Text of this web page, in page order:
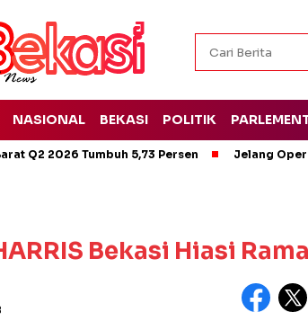
NASIONAL BEKASI POLITIK
Q2 2026 Tumbuh 5,73 Persen Jelang
Bekasi Hiasi